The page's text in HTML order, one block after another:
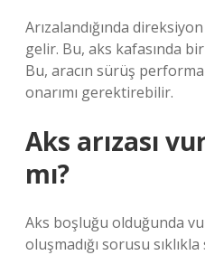
Arızalandığında
gelir. Bu, aks kafasında
Bu, aracın sürüş
onarımı gerektirebilir.
Aks arızası
mı?
Aks boşluğu olduğunda
oluşmadığı sorusu